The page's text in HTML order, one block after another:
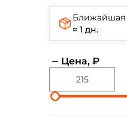
Ближайшая
≈ 1 дн.
Цена, ₽